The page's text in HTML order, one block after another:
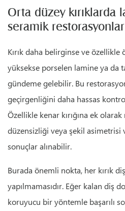
Orta düzey kırıklarda
seramik restorasyonlar
Kırık daha belirginse ve
yüksekse porselen lamine ya da
gündeme gelebilir. Bu
geçirgenliğini daha hassas
Özellikle kenar kırığına ek
düzensizliği veya şekil asimetrisi
sonuçlar alınabilir.
Burada önemli nokta, her kırık
yapılmamasıdır. Eğer kalan diş
koruyucu bir yöntemle başarılı